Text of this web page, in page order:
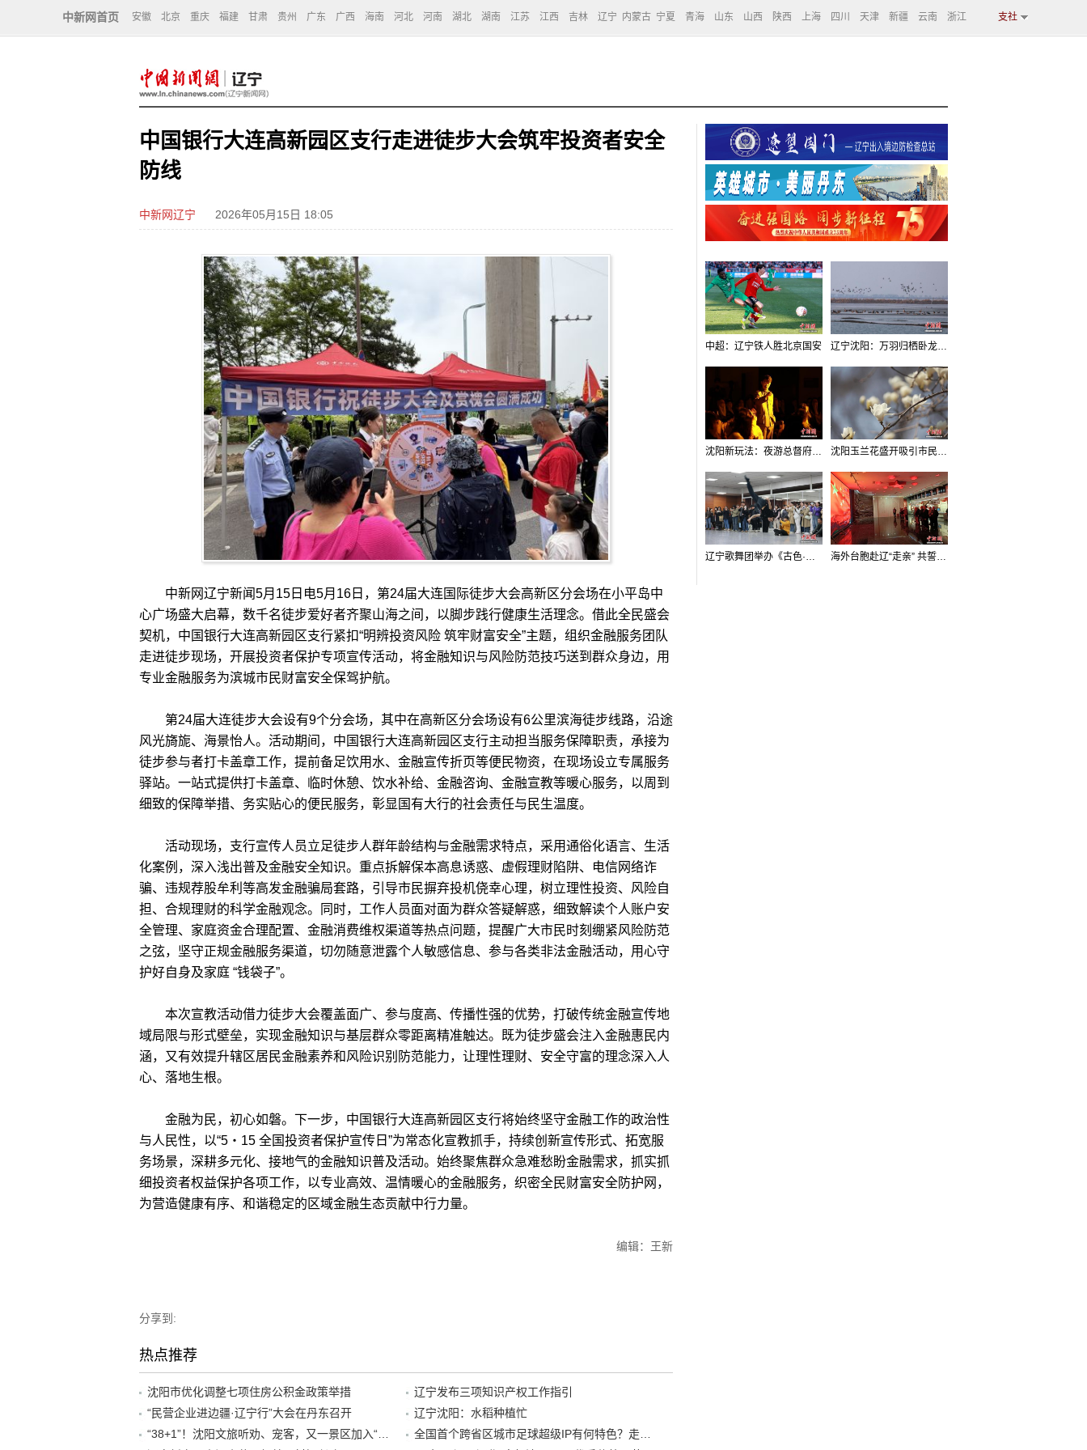
中新网首页 安徽 北京 重庆 福建 甘肃 贵州 广东 广西 海南 河北 河南 湖北 湖南 江苏 江西 吉林 辽宁 内蒙古 宁夏 青海 山东 山西 陕西 上海 四川 天津 新疆 云南 浙江 支社
中国银行大连高新园区支行走进徒步大会筑牢投资者安全
防线
中新网辽宁 2026年05月15日 18:05
中新网辽宁新闻5月15日电5月16日，第24届大连国际徒步大会高新区分会场在小平岛中
心广场盛大启幕，数千名徒步爱好者齐聚山海之间，以脚步践行健康生活理念。借此全民盛会
契机，中国银行大连高新园区支行紧扣“明辨投资风险 筑牢财富安全”主题，组织金融服务团队
走进徒步现场，开展投资者保护专项宣传活动，将金融知识与风险防范技巧送到群众身边，用
专业金融服务为滨城市民财富安全保驾护航。
第24届大连徒步大会设有9个分会场，其中在高新区分会场设有6公里滨海徒步线路，沿途
风光旖旎、海景怡人。活动期间，中国银行大连高新园区支行主动担当服务保障职责，承接为
徒步参与者打卡盖章工作，提前备足饮用水、金融宣传折页等便民物资，在现场设立专属服务
驿站。一站式提供打卡盖章、临时休憩、饮水补给、金融咨询、金融宣教等暖心服务，以周到
细致的保障举措、务实贴心的便民服务，彰显国有大行的社会责任与民生温度。
活动现场，支行宣传人员立足徒步人群年龄结构与金融需求特点，采用通俗化语言、生活
化案例，深入浅出普及金融安全知识。重点拆解保本高息诱惑、虚假理财陷阱、电信网络诈
骗、违规荐股牟利等高发金融骗局套路，引导市民摒弃投机侥幸心理，树立理性投资、风险自
担、合规理财的科学金融观念。同时，工作人员面对面为群众答疑解惑，细致解读个人账户安
全管理、家庭资金合理配置、金融消费维权渠道等热点问题，提醒广大市民时刻绷紧风险防范
之弦，坚守正规金融服务渠道，切勿随意泄露个人敏感信息、参与各类非法金融活动，用心守
护好自身及家庭 “钱袋子”。
本次宣教活动借力徒步大会覆盖面广、参与度高、传播性强的优势，打破传统金融宣传地
域局限与形式壁垒，实现金融知识与基层群众零距离精准触达。既为徒步盛会注入金融惠民内
涵，又有效提升辖区居民金融素养和风险识别防范能力，让理性理财、安全守富的理念深入人
心、落地生根。
金融为民，初心如磐。下一步，中国银行大连高新园区支行将始终坚守金融工作的政治性
与人民性，以“5・15 全国投资者保护宣传日”为常态化宣教抓手，持续创新宣传形式、拓宽服
务场景，深耕多元化、接地气的金融知识普及活动。始终聚焦群众急难愁盼金融需求，抓实抓
细投资者权益保护各项工作，以专业高效、温情暖心的金融服务，织密全民财富安全防护网，
为营造健康有序、和谐稳定的区域金融生态贡献中行力量。
编辑：王新
分享到:
热点推荐
沈阳市优化调整七项住房公积金政策举措
辽宁发布三项知识产权工作指引
“民营企业进边疆·辽宁行”大会在丹东召开
辽宁沈阳：水稻种植忙
“38+1”！沈阳文旅听劝、宠客，又一景区加入“东北超”优惠名单！
全国首个跨省区城市足球超级IP有何特色？走进沈阳现场去看看
中超：辽宁铁人胜北京国安 辽宁沈阳：万羽归栖卧龙湖看群鸟齐飞
沈阳新玩法：夜游总督府，当一回“赴宴者” 沈阳玉兰花盛开吸引市民打卡
辽宁歌舞团举办《古色·国宝辽宁》排练开放日活动 海外台胞赴辽“走亲” 共誓“和平初心”